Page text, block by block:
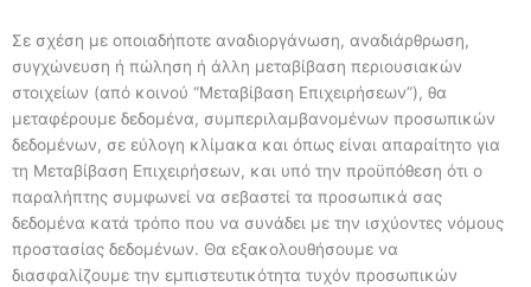
Σε σχέση με οποιαδήποτε αναδιοργάνωση, αναδιάρθρωση,
συγχώνευση ή πώληση ή άλλη μεταβίβαση περιουσιακών
στοιχείων (από κοινού “Μεταβίβαση Επιχειρήσεων”), θα
μεταφέρουμε δεδομένα, συμπεριλαμβανομένων προσωπικών
δεδομένων, σε εύλογη κλίμακα και όπως είναι απαραίτητο για
τη Μεταβίβαση Επιχειρήσεων, και υπό την προϋπόθεση ότι ο
παραλήπτης συμφωνεί να σεβαστεί τα προσωπικά σας
δεδομένα κατά τρόπο που να συνάδει με την ισχύοντες νόμους
προστασίας δεδομένων. Θα εξακολουθήσουμε να
διασφαλίζουμε την εμπιστευτικότητα τυχόν προσωπικών